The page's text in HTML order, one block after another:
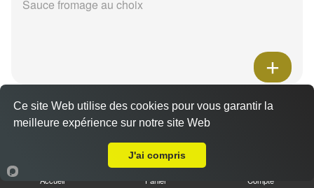
Sauce fromage au choix
Pâtes au poulet
Dès9.90 €
Sauce fromage au choix
Accueil Panier Compte
Ce site Web utilise des cookies pour vous garantir la
meilleure expérience sur notre site Web
J'ai compris